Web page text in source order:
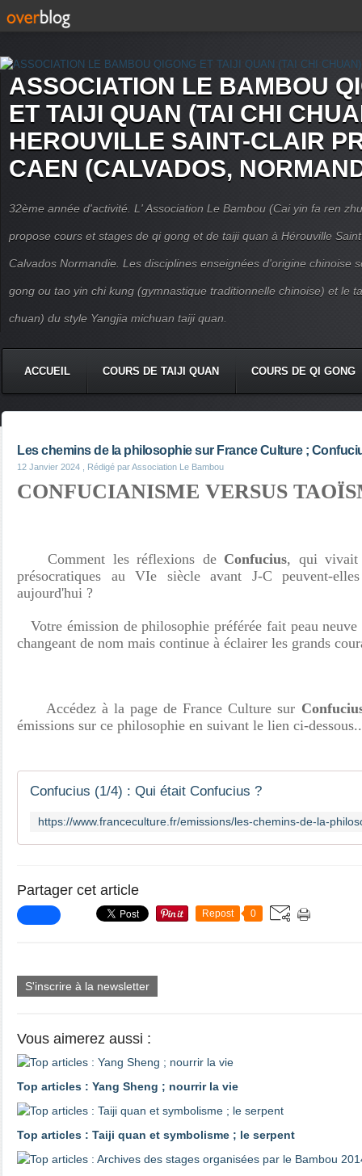
ASSOCIATION LE BAMBOU
ET TAIJI QUAN (TAI CHI
HEROUVILLE SAINT-CLAIR
CAEN (CALVADOS,
32ème année d'activité. L' Association Le Bambou (Cai yin fa ren
propose cours et stages de qi gong et de taiji quan à Hérouville
Calvados Normandie. Les disciplines enseignées d'origine chinoise
gong ou tao yin chi kung (gymnastique traditionnelle chinoise) et le
chuan) du style Yangjia michuan taiji quan.
ACCUEIL COURS DE TAIJI QUAN COURS DE QI GONG
Les chemins de la philosophie sur France Culture ;
12 Janvier 2024 , Rédigé par Association Le Bambou
CONFUCIANISME VERSUS
Comment les réflexions de Confucius, qui vivait
présocratiques au VIe siècle avant J-C peuvent-
aujourd'hui ?
Votre émission de philosophie préférée fait peau neuve
changeant de nom mais continue à éclairer les grands
Accédez à la page de France Culture sur
émissions sur ce philosophie en suivant le lien ci-
Confucius (1/4) : Qui était Confucius ?
Partager cet article
Repost 0
S'inscrire à la newsletter
Vous aimerez aussi :
Top articles : Yang Sheng ; nourrir la vie
Top articles : Taiji quan et symbolisme ; le serpent